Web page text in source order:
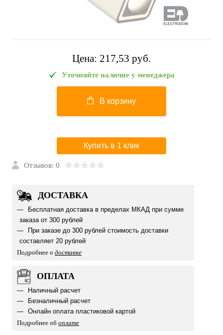
Цена: 217,53 pуб.
Уточняйте наличие у менеджера
В корзину
Купить в 1 клик
Отзывов: 0
ДОСТАВКА
Бесплатная доставка в пределах МКАД при сумме
заказа от 300 рублей
При заказе до 300 рублей стоимость доставки
составляет 20 рублей
Подробнее о доставке
ОПЛАТА
Наличный расчет
Безналичный расчет
Онлайн оплата пластиковой картой
Подробнее об оплате